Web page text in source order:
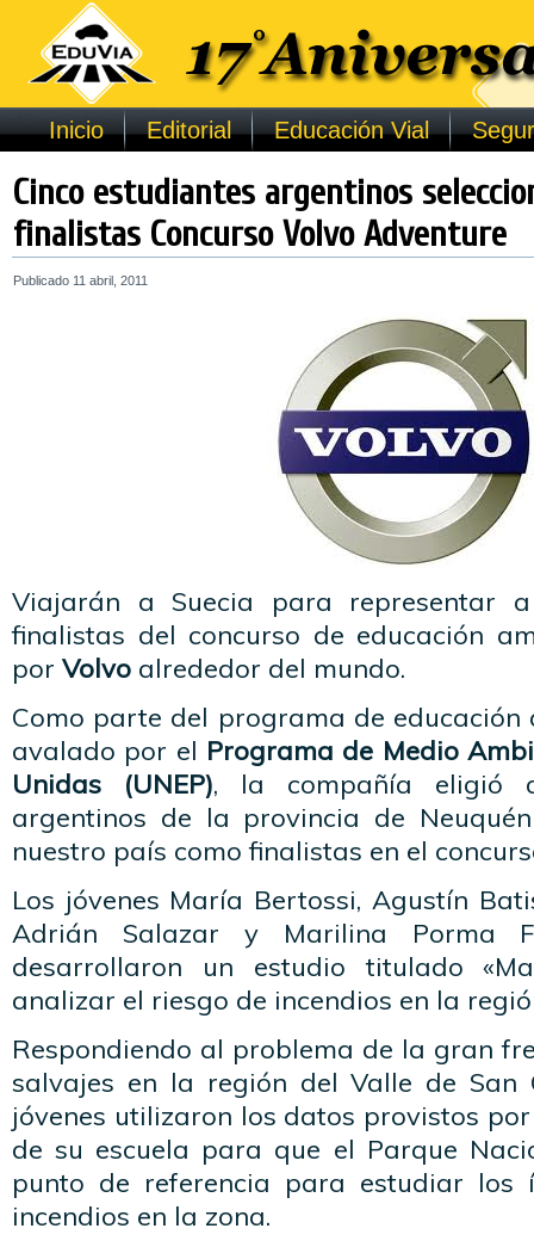
Inicio Editorial Educación Vial
Cinco estudiantes argentinos
finalistas Concurso Volvo Adventure
Publicado 11 abril, 2011
Viajarán a Suecia para representar
finalistas del concurso de educación
por Volvo alrededor del mundo.
Como parte del programa de
avalado por el Programa de Medio
Unidas (UNEP), la compañía eligió
argentinos de la provincia de
nuestro país como finalistas en el
Los jóvenes María Bertossi, Agustín
Adrián Salazar y Marilina Porma
desarrollaron un estudio titulado
analizar el riesgo de incendios en la
Respondiendo al problema de la gran
salvajes en la región del Valle de San
jóvenes utilizaron los datos provistos
de su escuela para que el Parque
punto de referencia para estudiar los
incendios en la zona.